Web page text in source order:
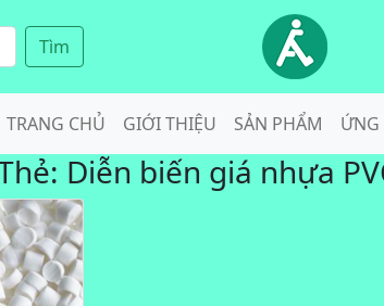
Tìm
TRANG CHỦ GIỚI THIỆU SẢN PHẨM
Diễn biến giá nhựa